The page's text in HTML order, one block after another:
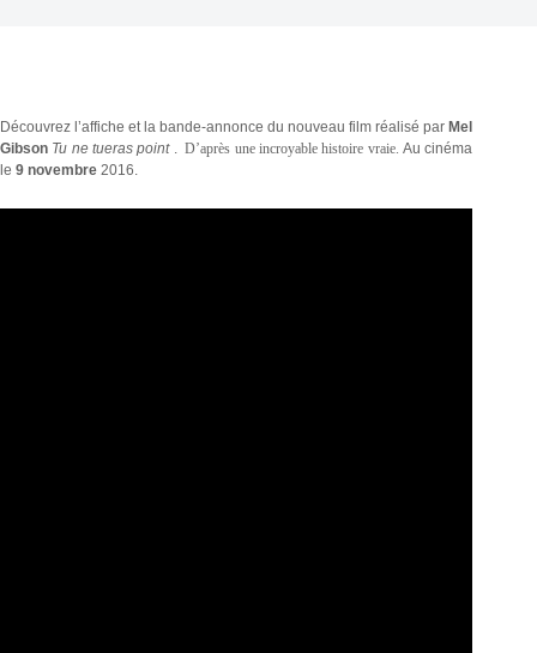
Découvrez l’affiche et la bande-annoncedu nouveau film réalisé par Mel
Gibson Tu ne tueras point . D’après une incroyable histoire vraie. Au cinéma
le 9 novembre 2016.